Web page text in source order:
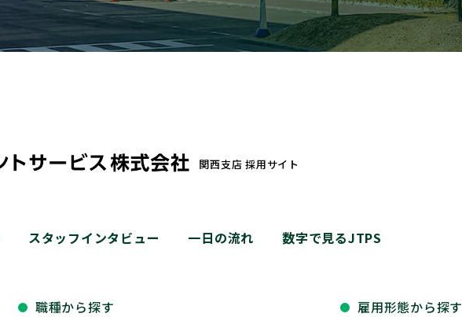
関西支店 採用サイト
スタッフインタビュー 一日の流れ 数字で見るJTPS
職種から探す 雇用形態から探す